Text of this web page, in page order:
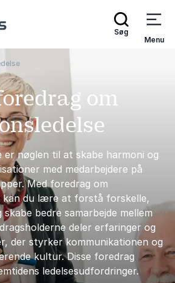
Søg
Menu
om
er nøglen til at skabe harmoni og
med medarbejdere på
Med foredrag om
kan du lære at forstå forskelle,
bedre samarbejde mellem
deler erfaringer og
der styrker kommunikationen og
kultur. Disse foredrag
ledelsesudfordringer.